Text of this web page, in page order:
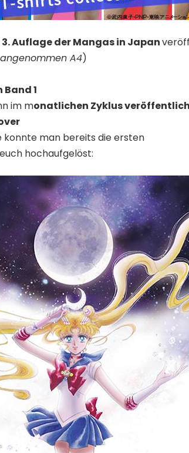
3. Auflage der Mangas in Japan
A4)
1
im monatlichen Zyklus
konnte man bereits die ersten
hochaufgelöst: